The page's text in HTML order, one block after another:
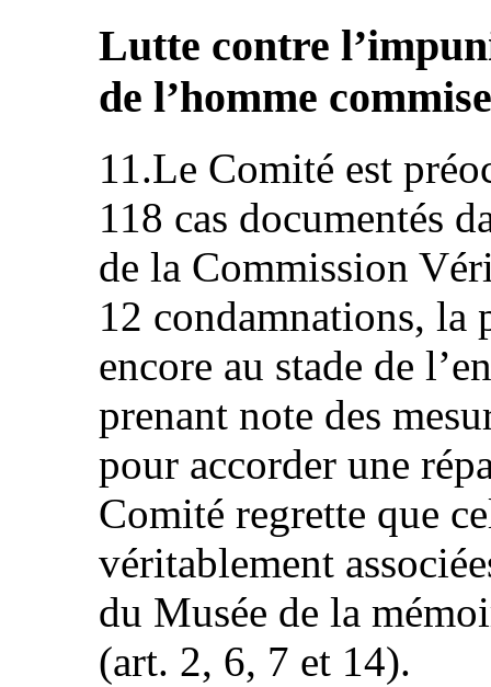
Lutte contre
de l’homme
11.Le Comité est
118 cas documentés
de la Commission
12 condamnations, la
encore au stade de
prenant note des
pour accorder une
Comité regrette que
véritablement
du Musée de la
(art. 2, 6, 7 et 14).